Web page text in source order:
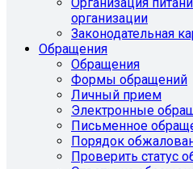
организации
Законодательная
Обращения
Обращения
Формы обращений
Личный прием
Электронные
Письменное
Порядок
Проверить статус